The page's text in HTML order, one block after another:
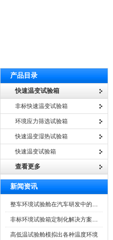
产品目录
快速温变试验箱
非标快速温变试验箱
环境应力筛选试验箱
快速温变湿热试验箱
快速温变试验箱
查看更多
新闻资讯
整车环境试验舱在汽车研发中的作用
非标环境试验箱定制化解决方案在可靠性测试中的重要性
高低温试验舱模拟出各种温度环境